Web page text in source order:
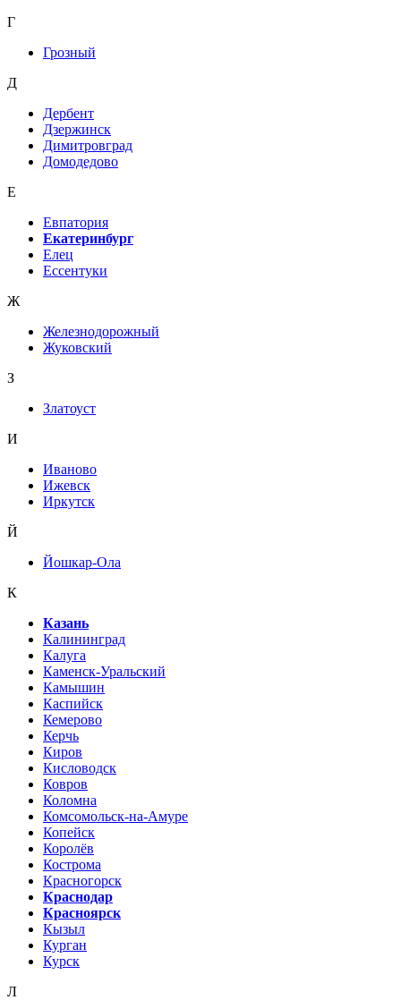
Г
Грозный
Д
Дербент
Дзержинск
Димитровград
Домодедово
Е
Евпатория
Екатеринбург
Елец
Ессентуки
Ж
Железнодорожный
Жуковский
З
Златоуст
И
Иваново
Ижевск
Иркутск
Й
Йошкар-Ола
К
Казань
Калининград
Калуга
Каменск-Уральский
Камышин
Каспийск
Кемерово
Керчь
Киров
Кисловодск
Ковров
Коломна
Комсомольск-на-Амуре
Копейск
Королёв
Кострома
Красногорск
Краснодар
Красноярск
Кызыл
Курган
Курск
Л